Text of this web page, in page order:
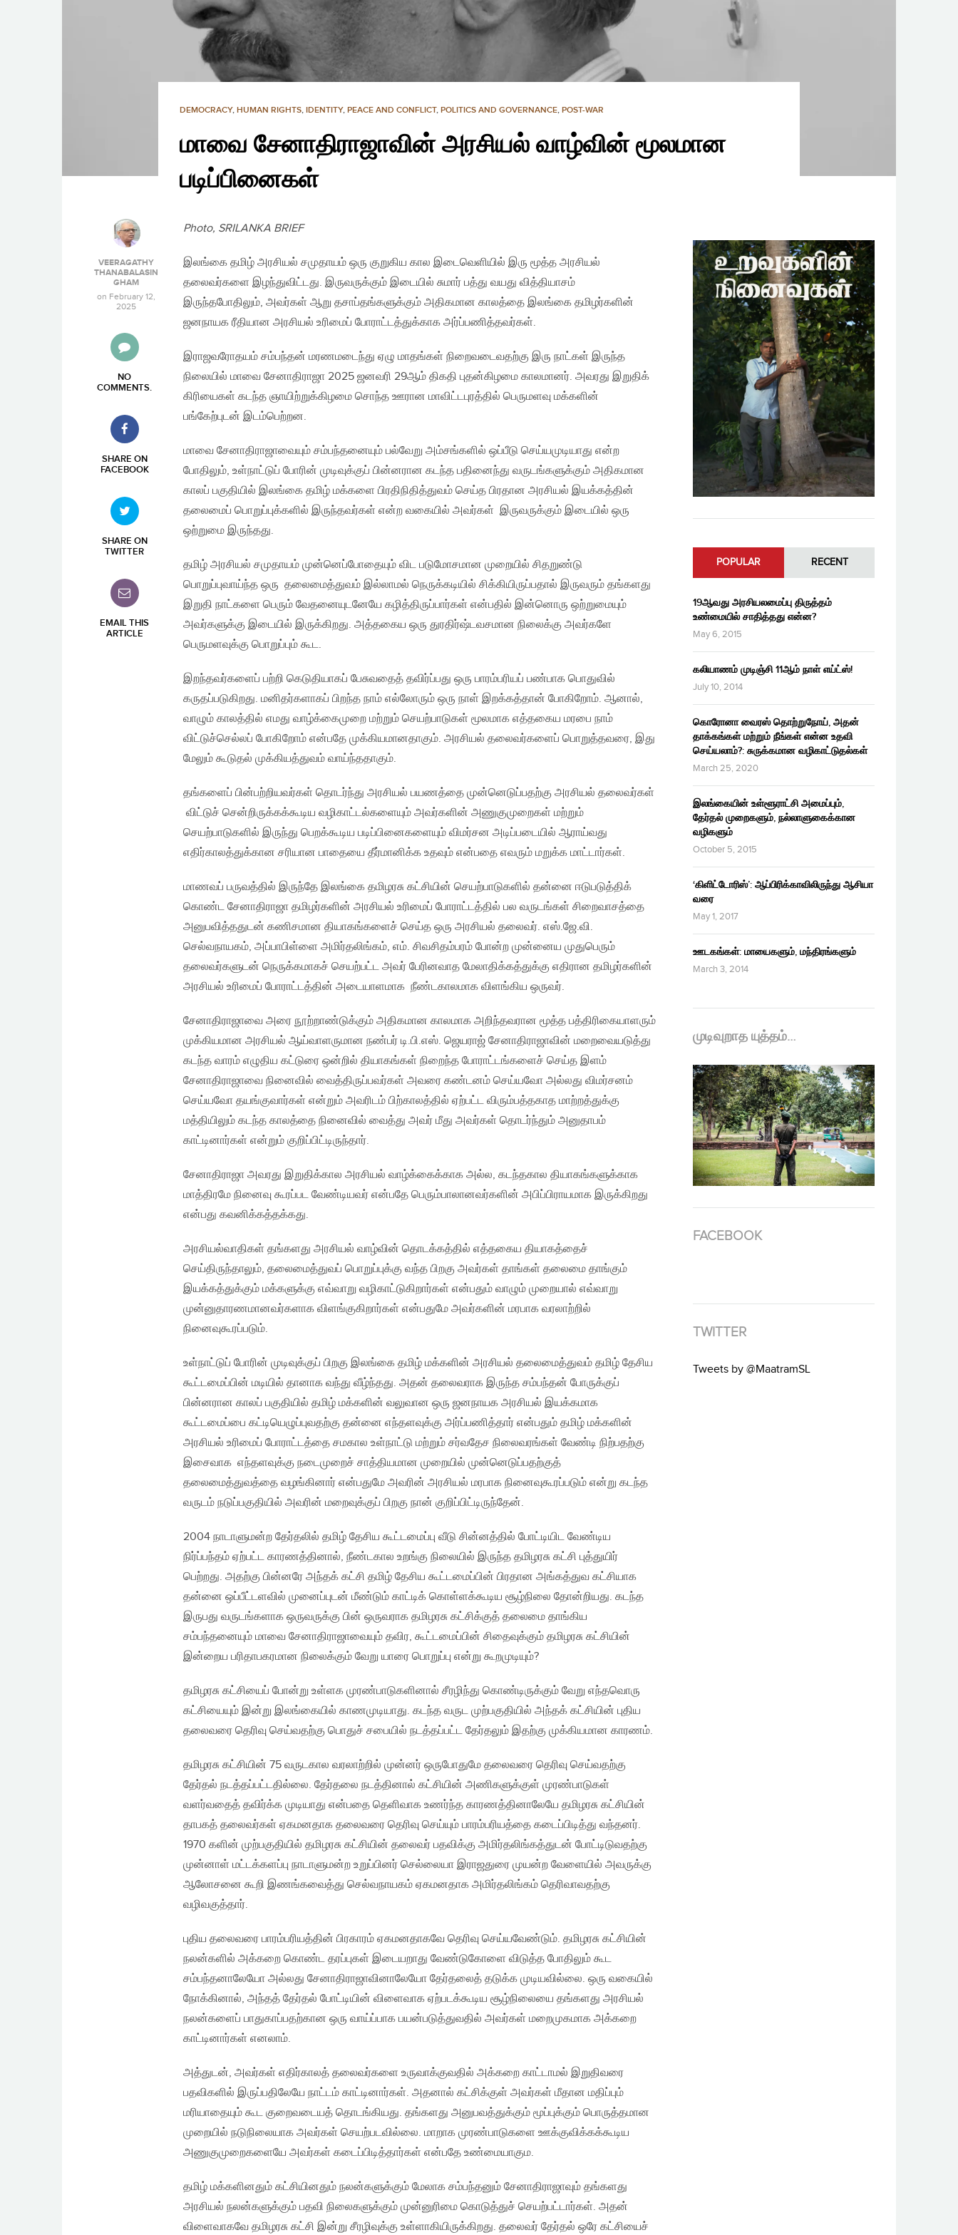
DEMOCRACY, HUMAN RIGHTS, IDENTITY, PEACE AND CONFLICT, POLITICS AND GOVERNANCE, POST-WAR
மாவை சேனாதிராஜாவின் அரசியல் வாழ்வின் மூலமான
படிப்பினைகள்
VEERAGATHY
THANABALASIN
GHAM
on February 12,
2025
NO
COMMENTS.
SHARE ON
FACEBOOK
SHARE ON
TWITTER
EMAIL THIS
ARTICLE
Photo, SRILANKA BRIEF
இலங்கை தமிழ் அரசியல் சமுதாயம் ஒரு குறுகிய கால இடைவெளியில் இரு மூத்த அரசியல்
தலைவர்களை இழந்துவிட்டது. இருவருக்கும் இடையில் சுமார் பத்து வயது வித்தியாசம்
இருந்தபோதிலும், அவர்கள் ஆறு தசாப்தங்களுக்கும் அதிகமான காலத்தை இலங்கை தமிழர்களின்
ஜனநாயக ரீதியான அரசியல் உரிமைப் போராட்டத்துக்காக அர்ப்பணித்தவர்கள்.
இராஜவரோதயம் சம்பந்தன் மரணமடைந்து ஏழு மாதங்கள் நிறைவடைவதற்கு இரு நாட்கள் இருந்த
நிலையில் மாவை சேனாதிராஜா 2025 ஜனவரி 29ஆம் திகதி புதன்கிழமை காலமானர். அவரது இறுதிக்
கிரியைகள் கடந்த ஞாயிற்றுக்கிழமை சொந்த ஊரான மாவிட்டபுரத்தில் பெருமளவு மக்களின்
பங்கேற்புடன் இடம்பெற்றன.
மாவை சேனாதிராஜாவையும் சம்பந்தனையும் பல்வேறு அம்சங்களில் ஒப்பீடு செய்யமுடியாது என்ற
போதிலும், உள்நாட்டுப் போரின் முடிவுக்குப் பின்னரான கடந்த பதினைந்து வருடங்களுக்கும் அதிகமான
காலப் பகுதியில் இலங்கை தமிழ் மக்களை பிரதிநிதித்துவம் செய்த பிரதான அரசியல் இயக்கத்தின்
தலைமைப் பொறுப்புக்களில் இருந்தவர்கள் என்ற வகையில் அவர்கள் இருவருக்கும் இடையில் ஒரு
ஒற்றுமை இருந்தது.
தமிழ் அரசியல் சமுதாயம் முன்னெப்போதையும் விட படுமோசமான முறையில் சிதறுண்டு
பொறுப்புவாய்ந்த ஒரு தலைமைத்துவம் இல்லாமல் நெருக்கடியில் சிக்கியிருப்பதால் இருவரும் தங்களது
இறுதி நாட்களை பெரும் வேதனையுடனேயே கழித்திருப்பார்கள் என்பதில் இன்னொரு ஒற்றுமையும்
அவர்களுக்கு இடையில் இருக்கிறது. அத்தகைய ஒரு துரதிர்ஷ்டவசமான நிலைக்கு அவர்களே
பெருமளவுக்கு பொறுப்பும் கூட.
இறந்தவர்களைப் பற்றி கெடுதியாகப் பேசுவதைத் தவிர்ப்பது ஒரு பாரம்பரியப் பண்பாக பொதுவில்
கருதப்படுகிறது. மனிதர்களாகப் பிறந்த நாம் எல்லோரும் ஒரு நாள் இறக்கத்தான் போகிறோம். ஆனால்,
வாழும் காலத்தில் எமது வாழ்க்கைமுறை மற்றும் செயற்பாடுகள் மூலமாக எத்தகைய மரபை நாம்
விட்டுச்செல்லப் போகிறோம் என்பதே முக்கியமானதாகும். அரசியல் தலைவர்களைப் பொறுத்தவரை, இது
மேலும் கூடுதல் முக்கியத்துவம் வாய்ந்ததாகும்.
தங்களைப் பின்பற்றியவர்கள் தொடர்ந்து அரசியல் பயணத்தை முன்னெடுப்பதற்கு அரசியல் தலைவர்கள்
விட்டுச் சென்றிருக்கக்கூடிய வழிகாட்டல்களையும் அவர்களின் அணுகுமுறைகள் மற்றும்
செயற்பாடுகளில் இருந்து பெறக்கூடிய படிப்பினைகளையும் விமர்சன அடிப்படையில் ஆராய்வது
எதிர்காலத்துக்கான சரியான பாதையை தீர்மானிக்க உதவும் என்பதை எவரும் மறுக்க மாட்டார்கள்.
மாணவப் பருவத்தில் இருந்தே இலங்கை தமிழரசு கட்சியின் செயற்பாடுகளில் தன்னை ஈடுபடுத்திக்
கொண்ட சேனாதிராஜா தமிழர்களின் அரசியல் உரிமைப் போராட்டத்தில் பல வருடங்கள் சிறைவாசத்தை
அனுபவித்ததுடன் கணிசமான தியாகங்களைச் செய்த ஒரு அரசியல் தலைவர். எஸ்.ஜே.வி.
செல்வநாயகம், அப்பாபிள்ளை அமிர்தலிங்கம், எம். சிவசிதம்பரம் போன்ற முன்னைய முதுபெரும்
தலைவர்களுடன் நெருக்கமாகச் செயற்பட்ட அவர் பேரினவாத மேலாதிக்கத்துக்கு எதிரான தமிழர்களின்
அரசியல் உரிமைப் போராட்டத்தின் அடையாளமாக நீண்டகாலமாக விளங்கிய ஒருவர்.
சேனாதிராஜாவை அரை நூற்றாண்டுக்கும் அதிகமான காலமாக அறிந்தவரான மூத்த பத்திரிகையாளரும்
முக்கியமான அரசியல் ஆய்வாளருமான நண்பர் டி.பி.எஸ். ஜெயராஜ் சேனாதிராஜாவின் மறைவையடுத்து
கடந்த வாரம் எழுதிய கட்டுரை ஒன்றில் தியாகங்கள் நிறைந்த போராட்டங்களைச் செய்த இளம்
சேனாதிராஜாவை நினைவில் வைத்திருப்பவர்கள் அவரை கண்டனம் செய்யவோ அல்லது விமர்சனம்
செய்யவோ தயங்குவார்கள் என்றும் அவரிடம் பிற்காலத்தில் ஏற்பட்ட விரும்பத்தகாத மாற்றத்துக்கு
மத்தியிலும் கடந்த காலத்தை நினைவில் வைத்து அவர் மீது அவர்கள் தொடர்ந்தும் அனுதாபம்
காட்டினார்கள் என்றும் குறிப்பிட்டிருந்தார்.
சேனாதிராஜா அவரது இறுதிக்கால அரசியல் வாழ்க்கைக்காக அல்ல, கடந்தகால தியாகங்களுக்காக
மாத்திரமே நினைவு கூரப்பட வேண்டியவர் என்பதே பெரும்பாலானவர்களின் அபிப்பிராயமாக இருக்கிறது
என்பது கவனிக்கத்தக்கது.
அரசியல்வாதிகள் தங்களது அரசியல் வாழ்வின் தொடக்கத்தில் எத்தகைய தியாகத்தைச்
செய்திருந்தாலும், தலைமைத்துவப் பொறுப்புக்கு வந்த பிறகு அவர்கள் தாங்கள் தலைமை தாங்கும்
இயக்கத்துக்கும் மக்களுக்கு எவ்வாறு வழிகாட்டுகிறார்கள் என்பதும் வாழும் முறையால் எவ்வாறு
முன்னுதாரணமானவர்களாக விளங்குகிறார்கள் என்பதுமே அவர்களின் மரபாக வரலாற்றில்
நினைவுகூரப்படும்.
உள்நாட்டுப் போரின் முடிவுக்குப் பிறகு இலங்கை தமிழ் மக்களின் அரசியல் தலைமைத்துவம் தமிழ் தேசிய
கூட்டமைப்பின் மடியில் தானாக வந்து வீழ்ந்தது. அதன் தலைவராக இருந்த சம்பந்தன் போருக்குப்
பின்னரான காலப் பகுதியில் தமிழ் மக்களின் வலுவான ஒரு ஜனநாயக அரசியல் இயக்கமாக
கூட்டமைப்பை கட்டியெழுப்புவதற்கு தன்னை எந்தளவுக்கு அர்ப்பணித்தார் என்பதும் தமிழ் மக்களின்
அரசியல் உரிமைப் போராட்டத்தை சமகால உள்நாட்டு மற்றும் சர்வதேச நிலைவரங்கள் வேண்டி நிற்பதற்கு
இசைவாக எந்தளவுக்கு நடைமுறைச் சாத்தியமான முறையில் முன்னெடுப்பதற்குத்
தலைமைத்துவத்தை வழங்கினார் என்பதுமே அவரின் அரசியல் மரபாக நினைவுகூரப்படும் என்று கடந்த
வருடம் நடுப்பகுதியில் அவரின் மறைவுக்குப் பிறகு நான் குறிப்பிட்டிருந்தேன்.
2004 நாடாளுமன்ற தேர்தலில் தமிழ் தேசிய கூட்டமைப்பு வீடு சின்னத்தில் போட்டியிட வேண்டிய
நிர்ப்பந்தம் ஏற்பட்ட காரணத்தினால், நீண்டகால உறங்கு நிலையில் இருந்த தமிழரசு கட்சி புத்துயிர்
பெற்றது. அதற்கு பின்னரே அந்தக் கட்சி தமிழ் தேசிய கூட்டமைப்பின் பிரதான அங்கத்துவ கட்சியாக
தன்னை ஒப்பீட்டளவில் முனைப்புடன் மீண்டும் காட்டிக் கொள்ளக்கூடிய சூழ்நிலை தோன்றியது. கடந்த
இருபது வருடங்களாக ஒருவருக்கு பின் ஒருவராக தமிழரசு கட்சிக்குத் தலைமை தாங்கிய
சம்பந்தனையும் மாவை சேனாதிராஜாவையும் தவிர, கூட்டமைப்பின் சிதைவுக்கும் தமிழரசு கட்சியின்
இன்றைய பரிதாபகரமான நிலைக்கும் வேறு யாரை பொறுப்பு என்று கூறமுடியும்?
தமிழரசு கட்சியைப் போன்று உள்ளக முரண்பாடுகளினால் சீரழிந்து கொண்டிருக்கும் வேறு எந்தவொரு
கட்சியையும் இன்று இலங்கையில் காணமுடியாது. கடந்த வருட முற்பகுதியில் அந்தக் கட்சியின் புதிய
தலைவரை தெரிவு செய்வதற்கு பொதுச் சபையில் நடத்தப்பட்ட தேர்தலும் இதற்கு முக்கியமான காரணம்.
தமிழரசு கட்சியின் 75 வருடகால வரலாற்றில் முன்னர் ஒருபோதுமே தலைவரை தெரிவு செய்வதற்கு
தேர்தல் நடத்தப்பட்டதில்லை. தேர்தலை நடத்தினால் கட்சியின் அணிகளுக்குள் முரண்பாடுகள்
வளர்வதைத் தவிர்க்க முடியாது என்பதை தெளிவாக உணர்ந்த காரணத்தினாலேயே தமிழரசு கட்சியின்
தாபகத் தலைவர்கள் ஏகமனதாக தலைவரை தெரிவு செய்யும் பாரம்பரியத்தை கடைப்பிடித்து வந்தனர்.
1970 களின் முற்பகுதியில் தமிழரசு கட்சியின் தலைவர் பதவிக்கு அமிர்தலிங்கத்துடன் போட்டிடுவதற்கு
முன்னாள் மட்டக்களப்பு நாடாளுமன்ற உறுப்பினர் செல்லையா இராஜதுரை முயன்ற வேளையில் அவருக்கு
ஆலோசனை கூறி இணங்கவைத்து செல்வநாயகம் ஏகமனதாக அமிர்தலிங்கம் தெரிவாவதற்கு
வழிவகுத்தார்.
புதிய தலைவரை பாரம்பரியத்தின் பிரகாரம் ஏகமனதாகவே தெரிவு செய்யவேண்டும். தமிழரசு கட்சியின்
நலன்களில் அக்கறை கொண்ட தரப்புகள் இடையறாது வேண்டுகோளை விடுத்த போதிலும் கூட
சம்பந்தனாலேயோ அல்லது சேனாதிராஜாவினாலேயோ தேர்தலைத் தடுக்க முடியவில்லை. ஒரு வகையில்
நோக்கினால், அந்தத் தேர்தல் போட்டியின் விளைவாக ஏற்படக்கூடிய சூழ்நிலையை தங்களது அரசியல்
நலன்களைப் பாதுகாப்பதற்கான ஒரு வாய்ப்பாக பயன்படுத்துவதில் அவர்கள் மறைமுகமாக அக்கறை
காட்டினார்கள் எனலாம்.
அத்துடன், அவர்கள் எதிர்காலத் தலைவர்களை உருவாக்குவதில் அக்கறை காட்டாமல் இறுதிவரை
பதவிகளில் இருப்பதிலேயே நாட்டம் காட்டினார்கள். அதனால் கட்சிக்குள் அவர்கள் மீதான மதிப்பும்
மரியாதையும் கூட குறைவடையத் தொடங்கியது. தங்களது அனுபவத்துக்கும் மூப்புக்கும் பொருத்தமான
முறையில் நடுநிலையாக அவர்கள் செயற்படவில்லை. மாறாக முரண்பாடுகளை ஊக்குவிக்கக்கூடிய
அணுகுமுறைகளையே அவர்கள் கடைப்பிடித்தார்கள் என்பதே உண்மையாகும.
தமிழ் மக்களினதும் கட்சியினதும் நலன்களுக்கும் மேலாக சம்பந்தனும் சேனாதிராஜாவும் தங்களது
அரசியல் நலன்களுக்கும் பதவி நிலைகளுக்கும் முன்னுரிமை கொடுத்துச் செயற்பட்டார்கள். அதன்
விளைவாகவே தமிழரசு கட்சி இன்று சீரழிவுக்கு உள்ளாகியிருக்கிறது. தலைவர் தேர்தல் ஒரே கட்சியைச்
POPULAR RECENT
19ஆவது அரசியலமைப்பு திருத்தம்
உண்மையில் சாதித்தது என்ன?
May 6, 2015
கலியாணம் முடிஞ்சி 11ஆம் நாள் எய்ட்ஸ்!
July 10, 2014
கொரோனா வைரஸ் தொற்றுநோய், அதன்
தாக்கங்கள் மற்றும் நீங்கள் என்ன உதவி
செய்யலாம்?: சுருக்கமான வழிகாட்டுதல்கள்
March 25, 2020
இலங்கையின் உள்ளூராட்சி அமைப்பும்,
தேர்தல் முறைகளும், நல்லாளுகைக்கான
வழிகளும்
October 5, 2015
‘கிளிட்டோரிஸ்’: ஆப்பிரிக்காவிலிருந்து ஆசியா
வரை
May 1, 2017
ஊடகங்கள்: மாயைகளும், மந்திரங்களும்
March 3, 2014
முடிவுறாத யுத்தம்…
FACEBOOK
TWITTER
Tweets by @MaatramSL